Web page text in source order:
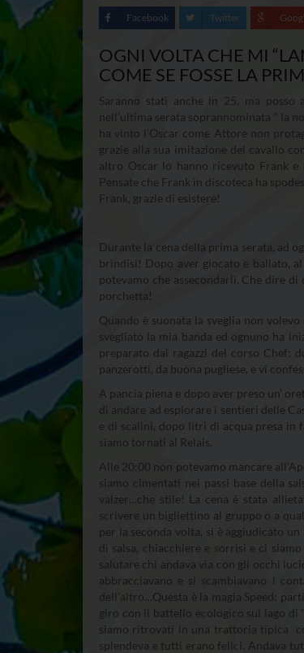
Facebook Twitter
OGNI VOLTA CHE MI
COME SE FOSSE LA
Saranno stati anche in 25, ma posso
nell’ultima serata soprannominata ” la
ha vinto l’Oscar come Attore non
grazie alla sua imitazione del cavallo
altro Oscar lo hanno ricevuto Frank
Pensate che Frank in discoteca ha
Frank, grazie di esistere!
Durante la cena della prima serata, ad
brindisi! Dopo aver giocato e ballato,
potevamo che assecondarli. Che dire
porchetta!
Quando è suonata la sveglia non
svegliato la mia banda ed ognuno ha
preparato dai ragazzi del corso Chef:
panzerotti, da buona pugliese, e vi
A pancia piena e dopo aver preso un’
di andare ad esplorare i sentieri delle
e di scalini, dopo litri di acqua presa
siamo tornati al Relais.
Alle 20:00 non potevamo mancare
siamo cimentati nei passi base della
valzer…che stile! La cena è stata
scrivere un bigliettino al gruppo o a
per la seconda volta, si è aggiudicato
di salsa, chiacchiere e sorrisi e ci
salutare chi andava via con gli occhi
abbracciavano e si scambiavano i
dell’altro…Questa è la magia Speed:
giro con il battello ecologico sul lago di
siamo ritrovati in una trattoria tipica
splendeva e tutti erano felici. Andava